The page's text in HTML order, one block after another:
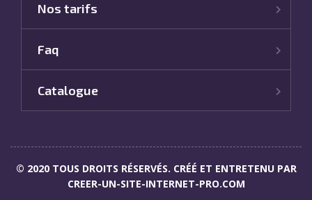
Nos tarifs
Faq
Catalogue
© 2020 TOUS DROITS RÉSERVÉS. CRÉÉ ET ENTRETENU PAR
CREER-UN-SITE-INTERNET-PRO.COM